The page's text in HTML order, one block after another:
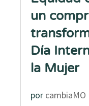
un
Día
la Mujer
por cambiaMO